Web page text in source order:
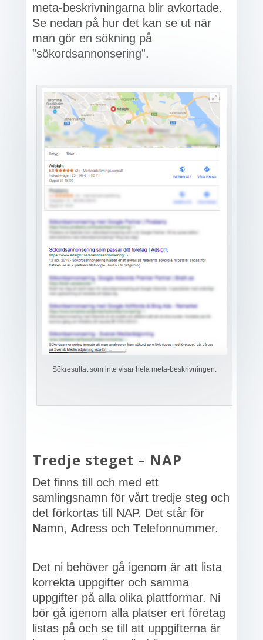
meta-beskrivningarna blir avkortade.
Se nedan på hur det kan se ut när
man gör en sökning på
”sökordsannonsering”.
Sökresultat som inte visar hela meta-beskrivningen.
Tredje steget – NAP
Det finns till och med ett
samlingsnamn för vårt tredje steg och
det förkortas till NAP. Det står för
Namn, Adress och Telefonnummer.
Det ni behöver gå igenom är att lista
korrekta uppgifter och samma
uppgifter på alla olika plattformar. Ni
bör gå igenom alla platser ert företag
listas på och se till att uppgifterna är